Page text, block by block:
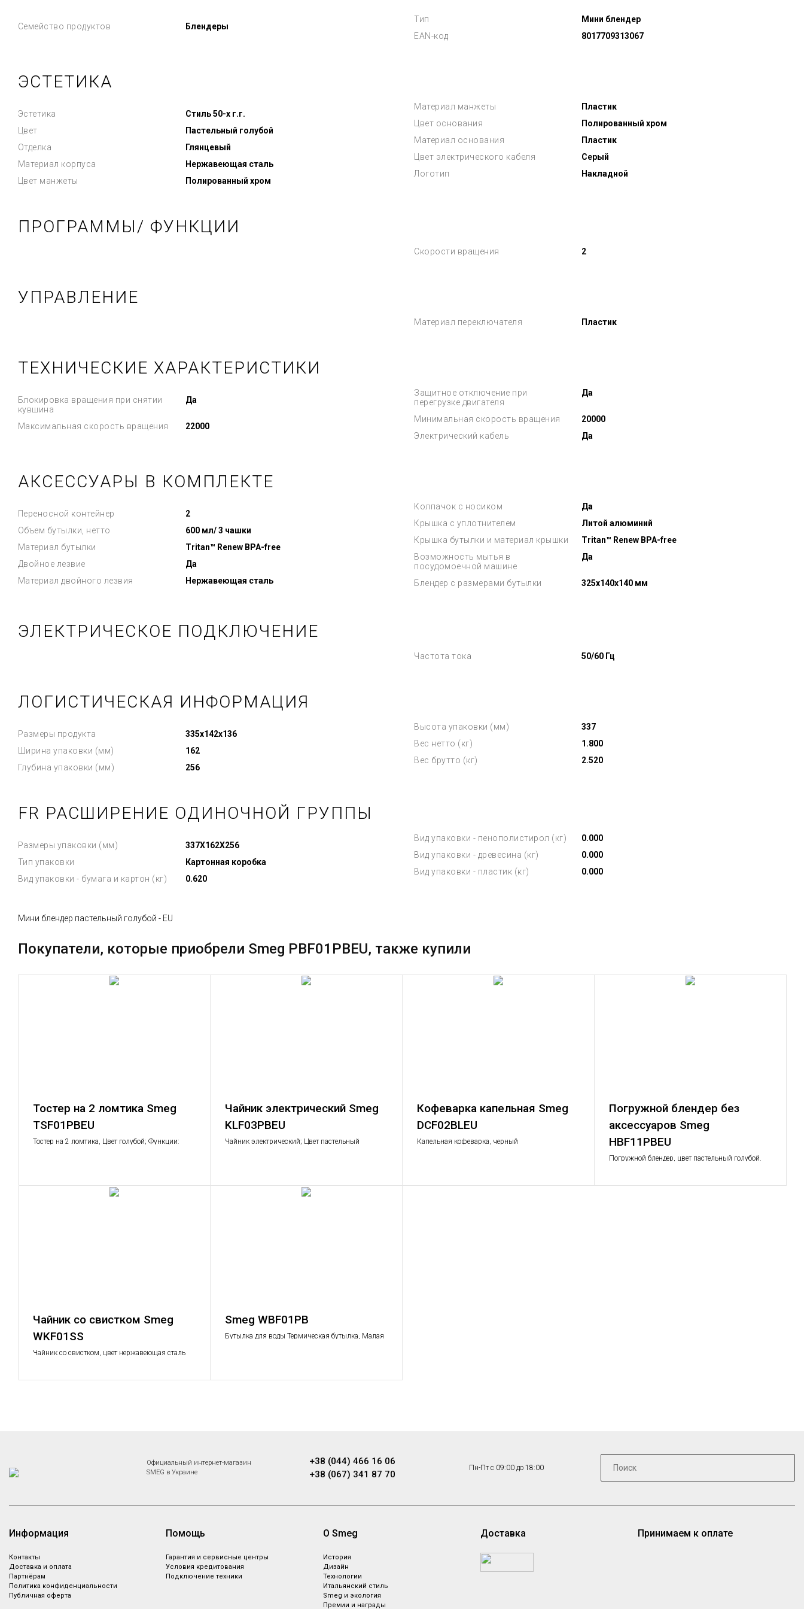
Семейство продуктов Блендеры
Тип
Мини блендер
EAN-код
8017709313067
ЭСТЕТИКА
Эстетика
Стиль 50-х г.г.
Цвет
Пастельный голубой
Отделка
Глянцевый
Материал корпуса
Нержавеющая сталь
Цвет манжеты
Полированный хром
Материал манжеты
Пластик
Цвет основания
Полированный хром
Материал основания
Пластик
Цвет электрического кабеля
Серый
Логотип
Накладной
ПРОГРАММЫ/ ФУНКЦИИ
Скорости вращения 2
УПРАВЛЕНИЕ
Материал переключателя Пластик
ТЕХНИЧЕСКИЕ ХАРАКТЕРИСТИКИ
Блокировка вращения при снятии
кувшина
Да
Максимальная скорость вращения 22000
Защитное отключение при
перегрузке двигателя
Да
Минимальная скорость вращения
20000
Электрический кабель
Да
АКСЕССУАРЫ В КОМПЛЕКТЕ
Переносной контейнер
2
Объем бутылки, нетто
600 мл/ 3 чашки
Материал бутылки
Tritan™ Renew BPA-free
Двойное лезвие
Да
Материал двойного лезвия
Нержавеющая сталь
Колпачок с носиком
Да
Крышка с уплотнителем
Литой алюминий
Крышка бутылки и материал крышки
Tritan™ Renew BPA-free
Возможность мытья в
посудомоечной машине
Да
Блендер с размерами бутылки 325x140x140 мм
ЭЛЕКТРИЧЕСКОЕ ПОДКЛЮЧЕНИЕ
Частота тока 50/60 Гц
ЛОГИСТИЧЕСКАЯ ИНФОРМАЦИЯ
Размеры продукта
335x142x136
Ширина упаковки (мм)
162
Глубина упаковки (мм)
256
Высота упаковки (мм)
337
Вес нетто (кг)
1.800
Вес брутто (кг)
2.520
FR РАСШИРЕНИЕ ОДИНОЧНОЙ ГРУППЫ
Размеры упаковки (мм)
337X162X256
Тип упаковки
Картонная коробка
Вид упаковки - бумага и картон (кг)
0.620
Вид упаковки - пенополистирол (кг)
0.000
Вид упаковки - древесина (кг)
0.000
Вид упаковки - пластик (кг)
0.000
Мини блендер пастельный голубой - EU
Покупатели, которые приобрели Smeg PBF01PBEU, также купили
Тостер на 2 ломтика Smeg
TSF01PBEU
Тостер на 2 ломтика, Цвет голубой; Функции:
Чайник электрический Smeg
KLF03PBEU
Чайник электрический; Цвет пастельный
Кофеварка капельная Smeg
DCF02BLEU
Капельная кофеварка, черный
Погружной блендер без
аксессуаров Smeg
HBF11PBEU
Погружной блендер, цвет пастельный голубой.
Чайник со свистком Smeg
WKF01SS
Чайник со свистком, цвет нержавеющая сталь
Smeg WBF01PB
Бутылка для воды Термическая бутылка, Малая
Официальный интернет-магазин
SMEG в Украине
+38 (044) 466 16 06
+38 (067) 341 87 70
Пн-Пт с 09:00 до 18:00
Информация
Контакты
Доставка и оплата
Партнёрам
Политика конфиденциальности
Публичная оферта
Помощь
Гарантия и сервисные центры
Условия кредитования
Подключение техники
О Smeg
История
Дизайн
Технологии
Итальянский стиль
Smeg и экология
Премии и награды
Доставка Принимаем к оплате